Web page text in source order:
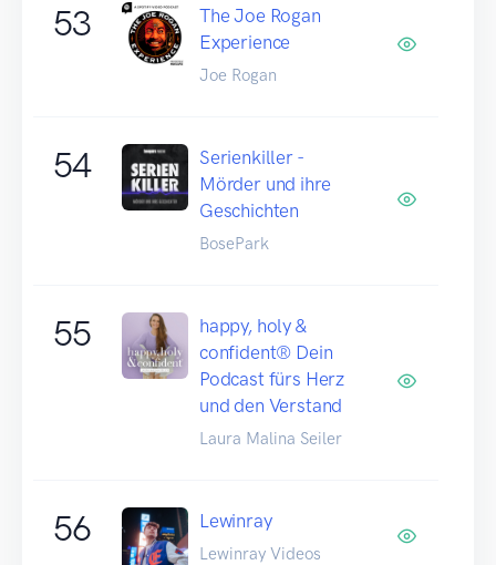
53
The Joe Rogan
Experience
Joe Rogan
54
Serienkiller -
Mörder und ihre
Geschichten
BosePark
55
happy, holy &
confident® Dein
Podcast fürs Herz
und den Verstand
Laura Malina Seiler
56 Lewinray
Lewinray Videos